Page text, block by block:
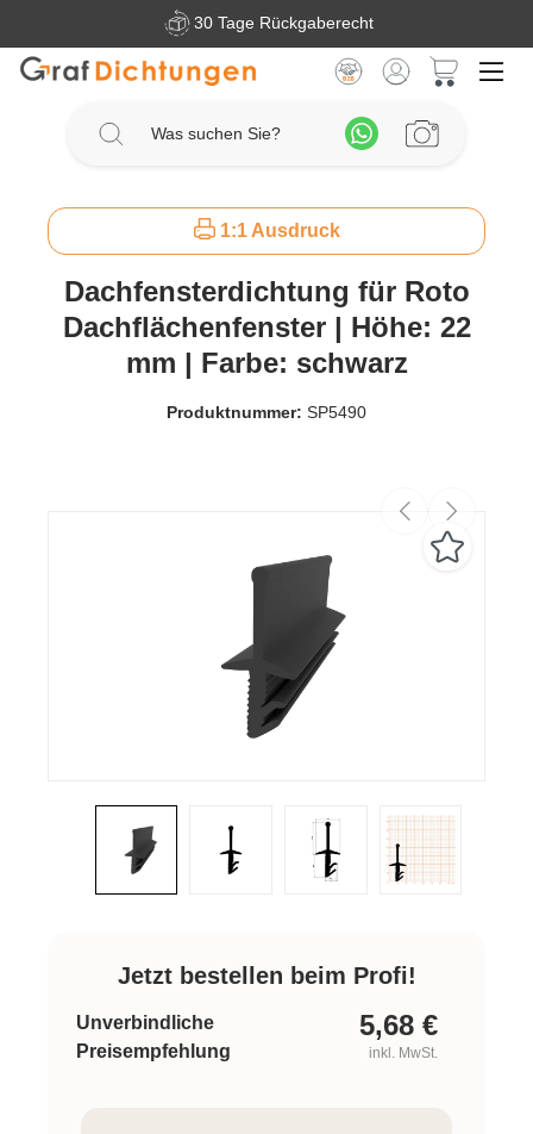
Zum Hauptinhalt springen30 Tage Rückgaberecht
1:1 Ausdruck
Dachfensterdichtung für Roto
Dachflächenfenster | Höhe: 22
mm | Farbe: schwarz
Produktnummer: SP5490
Jetzt bestellen beim Profi!
Unverbindliche
Preisempfehlung
5,68 €
inkl. MwSt.